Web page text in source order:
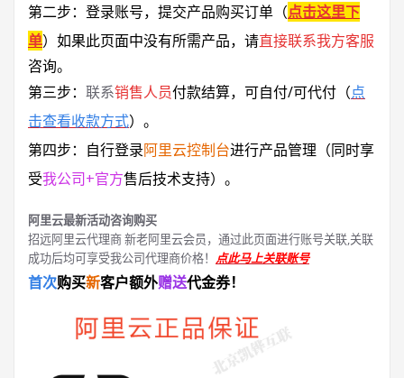
第二步：登录账号，提交产品购买订单（点击这里下
单） 如果此页面中没有所需产品，请直接联系我方客服
咨询。
第三步： 联系销售人员付款结算，可自付/可代付（点
击查看收款方式）。
第四步：自行登录阿里云控制台进行产品管理（同时享
受我公司+官方售后技术支持）。
阿里云最新活动咨询购买
招远阿里云代理商 新老阿里云会员，通过此页面进行账号关联,关联
成功后均可享受我公司代理商价格！ 点此马上关联账号
首次购买新客户额外赠送代金券！